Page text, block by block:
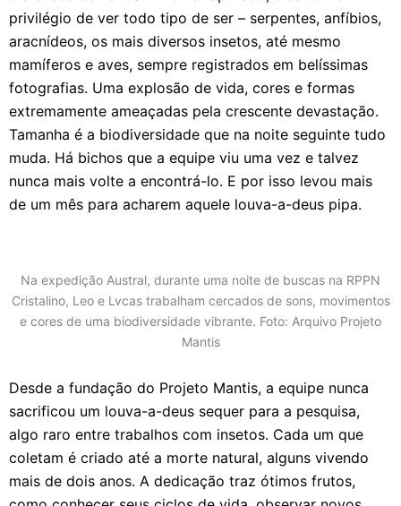
privilégio de ver todo tipo de ser – serpentes, anfíbios,
aracnídeos, os mais diversos insetos, até mesmo
mamíferos e aves, sempre registrados em belíssimas
fotografias. Uma explosão de vida, cores e formas
extremamente ameaçadas pela crescente devastação.
Tamanha é a biodiversidade que na noite seguinte tudo
muda. Há bichos que a equipe viu uma vez e talvez
nunca mais volte a encontrá-lo. E por isso levou mais
de um mês para acharem aquele louva-a-deus pipa.
Na expedição Austral, durante uma noite de buscas na RPPN
Cristalino, Leo e Lvcas trabalham cercados de sons, movimentos
e cores de uma biodiversidade vibrante. Foto: Arquivo Projeto
Mantis
Desde a fundação do Projeto Mantis, a equipe nunca
sacrificou um louva-a-deus sequer para a pesquisa,
algo raro entre trabalhos com insetos. Cada um que
coletam é criado até a morte natural, alguns vivendo
mais de dois anos. A dedicação traz ótimos frutos,